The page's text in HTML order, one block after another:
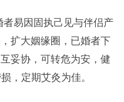
者易因固执己见与伴侣产
扩大姻缘圈，已婚者下
妥协，可转危为安，健
，定期艾灸为佳。